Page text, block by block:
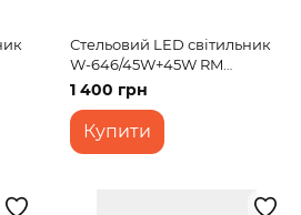
Стельовий LED світильник
W-646/45W+45W RM
WW+NW+CW
1 400 грн
Купити